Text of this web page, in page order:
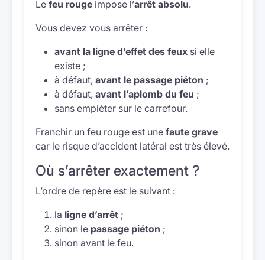
Le feu rouge impose l’arrêt absolu.
Vous devez vous arrêter :
avant la ligne d’effet des feux si elle
existe ;
à défaut, avant le passage piéton ;
à défaut, avant l’aplomb du feu ;
sans empiéter sur le carrefour.
Franchir un feu rouge est une faute grave
car le risque d’accident latéral est très élevé.
Où s’arrêter exactement ?
L’ordre de repère est le suivant :
la ligne d’arrêt ;
sinon le passage piéton ;
sinon avant le feu.